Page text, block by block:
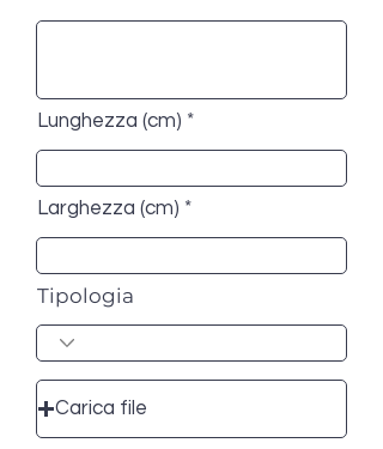
Lunghezza (cm)
Larghezza (cm)
Tipologia
Carica file